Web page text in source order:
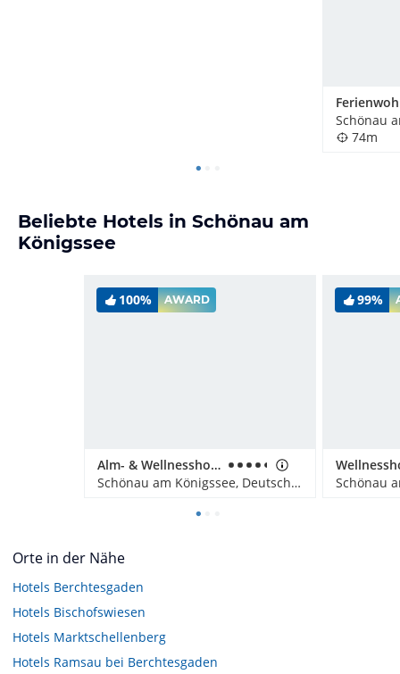
74m
Beliebte Hotels in Schönau am
Königssee
100% AWARD
Alm- & Wellnesshotel Alpenhof
Schönau am Königssee, Deutschland
99%
Orte in der Nähe
Hotels Berchtesgaden
Hotels Bischofswiesen
Hotels Marktschellenberg
Hotels Ramsau bei Berchtesgaden